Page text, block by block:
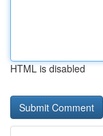
HTML is disabled